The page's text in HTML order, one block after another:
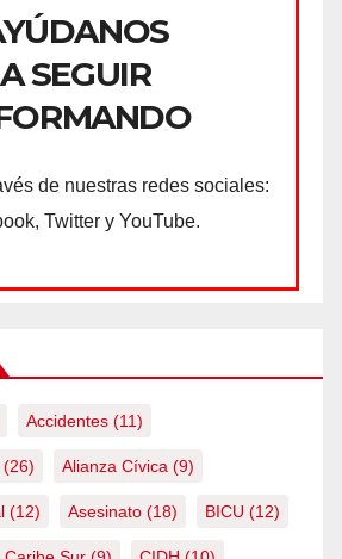
A SEGUIR
de nuestras redes sociales:
Twitter y YouTube.
Accidentes (11)
(26) Alianza Cívica (9)
(12) Asesinato (18) BICU (12)